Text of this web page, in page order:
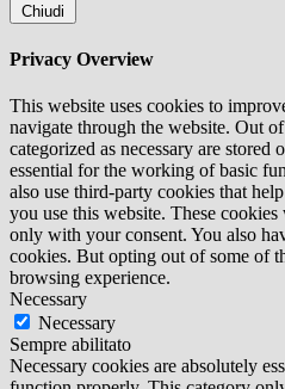
Chiudi
Privacy Overview
This website uses cookies to
navigate through the website. Out
categorized as necessary are stored
essential for the working of basic
also use third-party cookies that
you use this website. These
only with your consent. You also
cookies. But opting out of some of
browsing experience.
Necessary
Necessary
Sempre abilitato
Necessary cookies are absolutely